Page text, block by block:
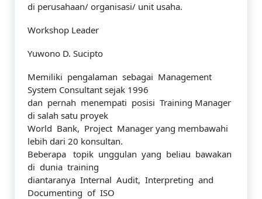
di perusahaan/ organisasi/ unit usaha.
Workshop Leader
Yuwono D. Sucipto
Memiliki pengalaman sebagai Management
System Consultant sejak 1996
dan pernah menempati posisi Training Manager
di salah satu proyek
World Bank, Project Manager yang membawahi
lebih dari 20 konsultan.
Beberapa topik unggulan yang beliau bawakan
di dunia training
diantaranya Internal Audit, Interpreting and
Documenting of ISO